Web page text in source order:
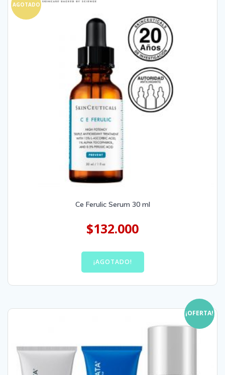
AGOTADO
Ce Ferulic Serum 30 ml
$132.000
¡AGOTADO!
¡OFERTA!